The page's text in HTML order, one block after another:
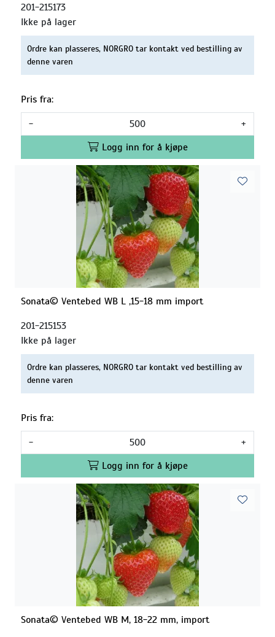
201-215173
Ikke på lager
Ordre kan plasseres, NORGRO tar kontakt ved bestilling av
denne varen
Pris fra:
-
+
Logg inn for å kjøpe
Sonata© Ventebed WB L ,15-18 mm import
201-215153
Ikke på lager
Ordre kan plasseres, NORGRO tar kontakt ved bestilling av
denne varen
Pris fra:
-
+
Logg inn for å kjøpe
Sonata© Ventebed WB M, 18-22 mm, import